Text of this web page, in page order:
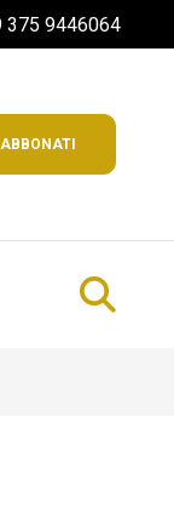
375 9446064
ABBONATI